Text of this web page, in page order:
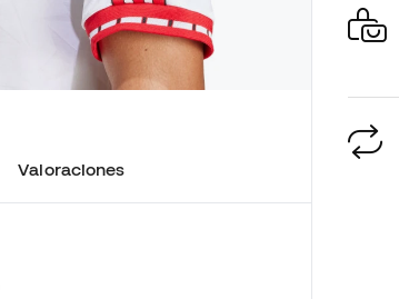
Valoraciones